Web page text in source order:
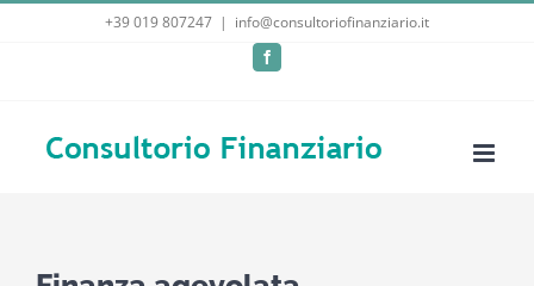
+39 019 807247 | info@consultoriofinanziario.it
Facebook